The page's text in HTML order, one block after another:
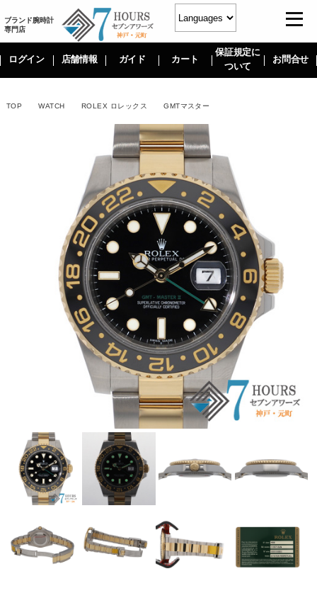
ブランド腕時計
専門店
ログイン 店舗情報 ガイド カート
保証規定に
ついて
お問合せ
TOP WATCH ROLEX ロレックス GMTマスター